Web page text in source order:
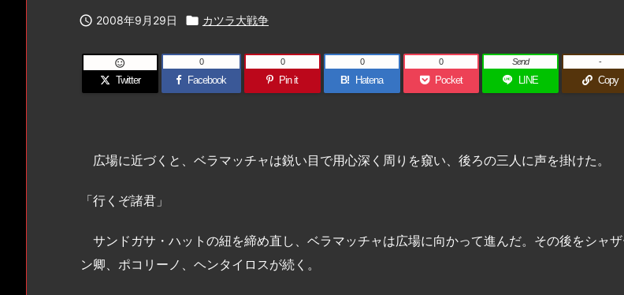
 2008年9月29日  カツラ大戦争
Twitter

Facebook
0
Pin it
0
B! Hatena
0
Pocket
0
LINE
Send
Copy
-
広場に近づくと、ベラマッチャは鋭い目で用心深く周りを窺い、後ろの三人に声を掛けた。
「行くぞ諸君」
サンドガサ・ハットの紐を締め直し、ベラマッチャは広場に向かって進んだ。その後をシャ
ン卿、ポコリーノ、ヘンタイロスが続く。